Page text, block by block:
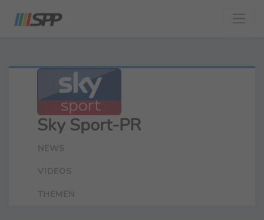
Sky Sport-PR
NEWS
VIDEOS
THEMEN